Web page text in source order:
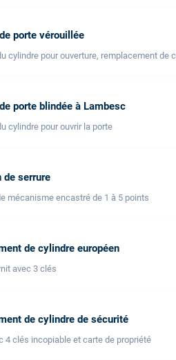
porte vérouillée
cylindre pour ouverture, remplacement de
porte blindée à Lambesc
cylindre pour ouvrir la porte
de serrure
mécanisme encastré de 1 à 5 points
de cylindre européen
avec 3 clés
de cylindre de sécurité
4 clés incopiable et carte de propriété